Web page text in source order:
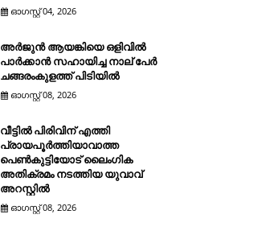
ഓഗസ്റ്റ് 04, 2026
അർജുൻ ആയങ്കിയെ ഒളിവിൽ
പാർക്കാൻ സഹായിച്ച നാല് പേര്‍
ചങ്ങരംകുളത്ത് പിടിയില്‍
ഓഗസ്റ്റ് 08, 2026
വീട്ടിൽ പിരിവിന് എത്തി
പ്രായപൂർത്തിയാവാത്ത
പെൺകുട്ടിയോട് ലൈംഗിക
അതിക്രമം നടത്തിയ യുവാവ്
അറസ്റ്റിൽ
ഓഗസ്റ്റ് 08, 2026